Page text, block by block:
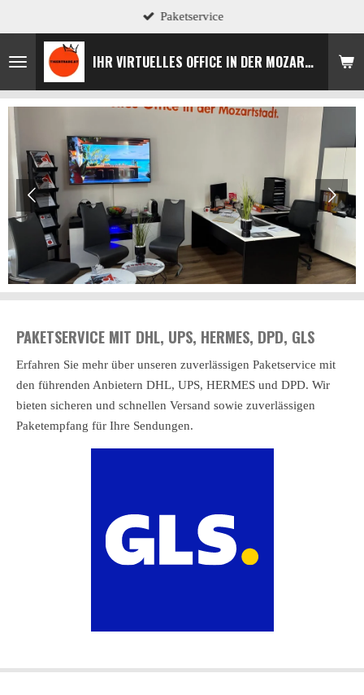
Hauptinhalt
springen
IHR VIRTUELLES OFFICE IN DER MOZARTSTADT
Paketservice
PAKETSERVICE MIT DHL, UPS, HERMES, DPD, GLS
Erfahren Sie mehr über unseren zuverlässigen Paketservice mit
den führenden Anbietern DHL, UPS, HERMES und DPD. Wir
bieten sicheren und schnellen Versand sowie zuverlässigen
Paketempfang für Ihre Sendungen.